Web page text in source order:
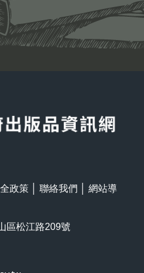
政策 聯絡我們
網站導
區松江路209號